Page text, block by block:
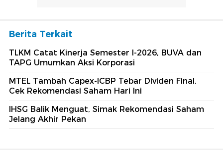
Berita Terkait
TLKM Catat Kinerja Semester I-2026, BUVA dan
TAPG Umumkan Aksi Korporasi
MTEL Tambah Capex-ICBP Tebar Dividen Final,
Cek Rekomendasi Saham Hari Ini
IHSG Balik Menguat, Simak Rekomendasi Saham
Jelang Akhir Pekan